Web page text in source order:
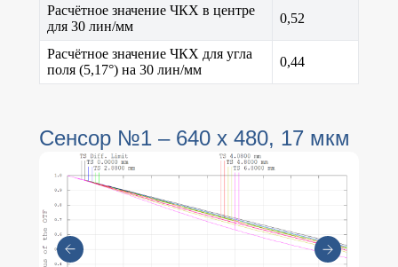
Расчётное значение ЧКХ в центре
для 30 лин/мм
0,52
Расчётное значение ЧКХ для угла
поля (5,17°) на 30 лин/мм
0,44
Сенсор №1 – 640 х 480, 17 мкм